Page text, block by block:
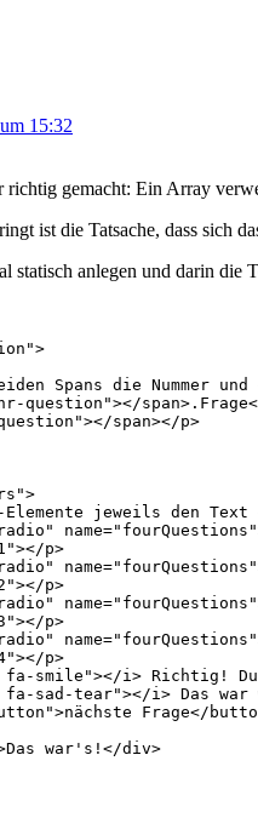
15:32
richtig gemacht: Ein Array
ist die Tatsache, dass sich
anlegen und darin die